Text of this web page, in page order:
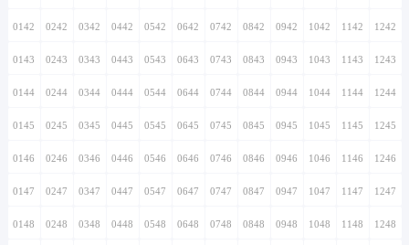
0142 0242 0342 0442 0542 0642 0742 0842 0942 1042 1142 1242
0143 0243 0343 0443 0543 0643 0743 0843 0943 1043 1143 1243
0144 0244 0344 0444 0544 0644 0744 0844 0944 1044 1144 1244
0145 0245 0345 0445 0545 0645 0745 0845 0945 1045 1145 1245
0146 0246 0346 0446 0546 0646 0746 0846 0946 1046 1146 1246
0147 0247 0347 0447 0547 0647 0747 0847 0947 1047 1147 1247
0148 0248 0348 0448 0548 0648 0748 0848 0948 1048 1148 1248